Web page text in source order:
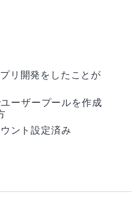
リ開発をしたことが
ーザープールを作成
ント設定済み